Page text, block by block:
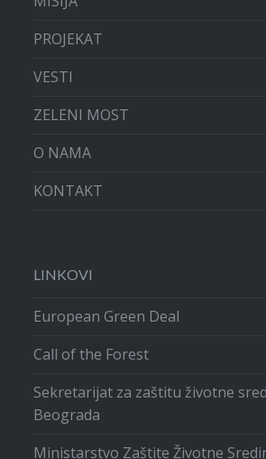
PROJEKAT
VESTI
ZELENI MOST
O NAMA
KONTAKT
LINKOVI
European Green Deal
Call of the Forest
Sekretarijat za zaštitu životne
Beograda
Ministarstvo Zaštite Životne